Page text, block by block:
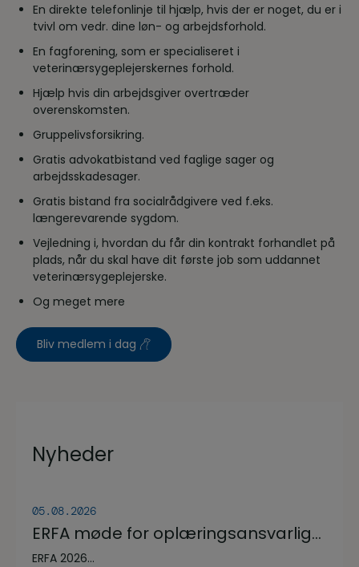
En direkte telefonlinje til hjælp, hvis der er noget, du er i
tvivl om vedr. dine løn- og arbejdsforhold.
En fagforening, som er specialiseret i
veterinærsygeplejerskernes forhold.
Hjælp hvis din arbejdsgiver overtræder
overenskomsten.
Gruppelivsforsikring.
Gratis advokatbistand ved faglige sager og
arbejdsskadesager.
Gratis bistand fra socialrådgivere ved f.eks.
længerevarende sygdom.
Vejledning i, hvordan du får din kontrakt forhandlet på
plads, når du skal have dit første job som uddannet
veterinærsygeplejerske.
Og meget mere
Bliv medlem i dag
Nyheder
05.08.2026
ERFA møde for oplæringsansvarlige
på veterinærsygeplejerske
ERFA 2026...